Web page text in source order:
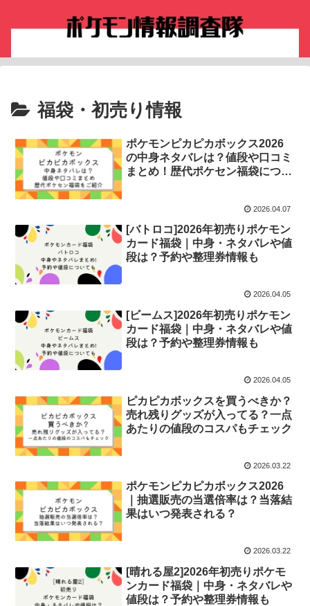
福袋・初売り情報
ポケモンピカピカボックス2026
の中身ネタバレは？値段や口コミ
まとめ！歴代ポケセン福袋につい
2026.04.07
[バトロコ]2026年初売りポケモン
カード福袋｜中身・ネタバレや値
段は？予約や整理券情報も
2026.04.05
[ビームス]2026年初売りポケモン
カード福袋｜中身・ネタバレや値
段は？予約や整理券情報も
2026.04.05
ピカピカボックスを買うべきか？
売れ残りグッズが入ってる？一点
あたりの値段のコスパもチェック
2026.03.22
ポケモンピカピカボックス2026
｜抽選販売の当選倍率は？当落結
果はいつ発表される？
2026.03.22
[晴れる屋2]2026年初売りポケモ
ンカード福袋｜中身・ネタバレや
値段は？予約や整理券情報も